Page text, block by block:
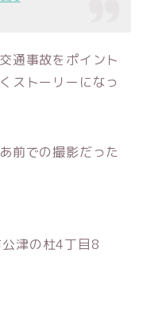
通事故をポイント
ストーリーになっ
前での撮影だった
津の杜4丁目8